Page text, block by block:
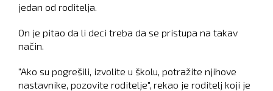
jedan od roditelja.
On je pitao da li deci treba da se pristupa na takav
način.
"Ako su pogrešili, izvolite u školu, potražite njihove
nastavnike, pozovite roditelje", rekao je roditelj koji je